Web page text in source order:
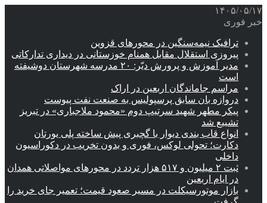
۱۴۰۵/۰۵/۱۷
خبر فوری
ترافیک نیمه‌سنگین در محورهای قزوین
پیروزی استقلال مقابل همنام خوزستانی در دیداری تدارکاتی
مدیر آموزش و پرورش دیّر: ۲۰ مدرسه شهرستان دوشیفته
است
مراسم جاماندگان اربعین در اراک
دروازه بان سابق پرسپولیس به صنعت نفت پیوست
پیکر مطهر شهید سرتیپ دوم «محمود ملاجباری» در تبریز
تشییع شد
انواع قاب بندی دیوار با گچبری پیش ساخته پلی یورتان
دکارت؛ تحولی لوکس، فوری و بدون تخریب در دکوراسیون
داخلی
ثبت ۲ میلیون و ۵۱۷ هزار تردد در محورهای مواصلاتی همدان
در ایام اربعین
بازار موتورسیکلت در مسیر صعود قیمت؛ تعمیر جای خرید را